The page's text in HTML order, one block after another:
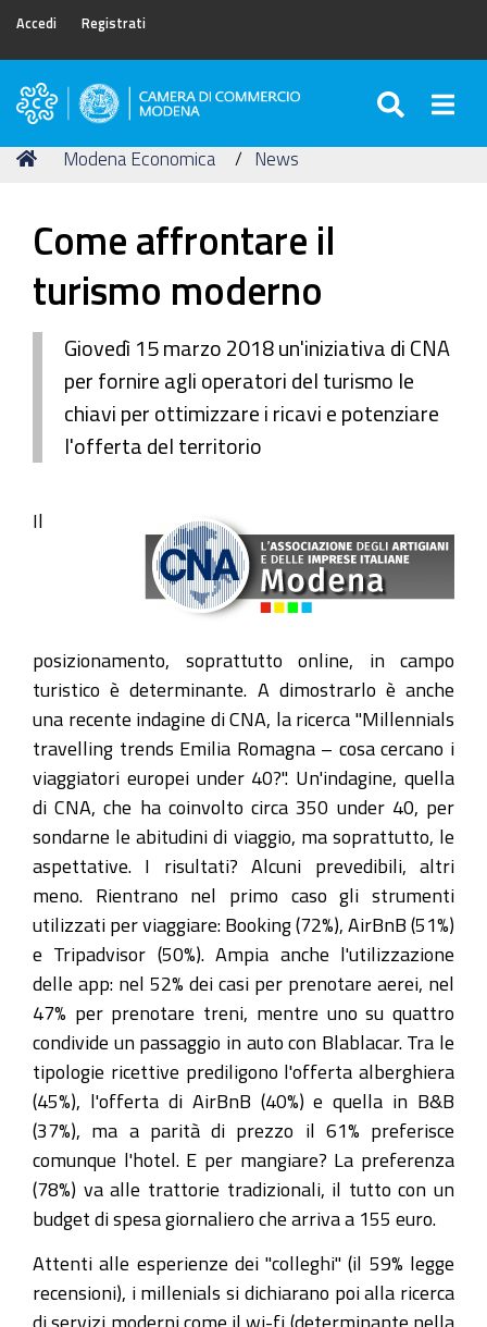
Accedi Registrati
Camera
Commercio
Tu
Home
Modena Economica News
Come affrontare il
turismo moderno
Giovedì 15 marzo 2018 un'iniziativa di CNA
per fornire agli operatori del turismo le
chiavi per ottimizzare i ricavi e potenziare
l'offerta del territorio
Il
posizionamento, soprattutto online, in campo
turistico è determinante. A dimostrarlo è anche
una recente indagine di CNA, la ricerca "Millennials
travelling trends Emilia Romagna – cosa cercano i
viaggiatori europei under 40?". Un'indagine, quella
di CNA, che ha coinvolto circa 350 under 40, per
sondarne le abitudini di viaggio, ma soprattutto, le
aspettative. I risultati? Alcuni prevedibili, altri
meno. Rientrano nel primo caso gli strumenti
utilizzati per viaggiare: Booking (72%), AirBnB (51%)
e Tripadvisor (50%). Ampia anche l'utilizzazione
delle app: nel 52% dei casi per prenotare aerei, nel
47% per prenotare treni, mentre uno su quattro
condivide un passaggio in auto con Blablacar. Tra le
tipologie ricettive prediligono l'offerta alberghiera
(45%), l'offerta di AirBnB (40%) e quella in B&B
(37%), ma a parità di prezzo il 61% preferisce
comunque l'hotel. E per mangiare? La preferenza
(78%) va alle trattorie tradizionali, il tutto con un
budget di spesa giornaliero che arriva a 155 euro.
Attenti alle esperienze dei "colleghi" (il 59% legge
recensioni), i millenials si dichiarano poi alla ricerca
di servizi moderni come il wi-fi (determinante nella